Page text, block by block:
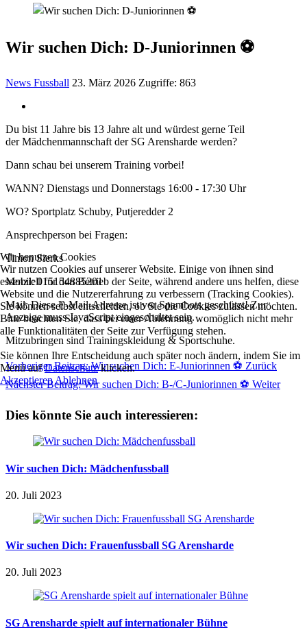
Wir suchen Dich: D-Juniorinnen ⚽️
News Fussball 23. März 2026 Zugriffe: 863
Du bist 11 Jahre bis 13 Jahre alt und würdest gerne Teil
der Mädchenmannschaft der SG Arensharde werden?
Dann schau bei unserem Training vorbei!
WANN? Dienstags und Donnerstags 16:00 - 17:30 Uhr
WO? Sportplatz Schuby, Putjeredder 2
Ansprechperson bei Fragen:
Timon Sierks
Mobil: 015154885201
Mail:Diese E-Mail-Adresse ist vor Spambots geschützt! Zur
Anzeige muss JavaScript eingeschaltet sein.
Mitzubringen sind Trainingskleidung & Sportschuhe.
Vorheriger Beitrag: Wir suchen Dich: E-Juniorinnen ⚽️ Zurück
Nächster Beitrag: Wir suchen Dich: B-/C-Juniorinnen ⚽️ Weiter
Dies könnte Sie auch interessieren:
Wir suchen Dich: Mädchenfussball
20. Juli 2023
Wir suchen Dich: Frauenfussball SG Arensharde
20. Juli 2023
SG Arensharde spielt auf internationaler Bühne
Wir benutzen Cookies
Wir nutzen Cookies auf unserer Website. Einige von ihnen sind
essenziell für den Betrieb der Seite, während andere uns helfen, diese
Website und die Nutzererfahrung zu verbessern (Tracking Cookies).
Sie können selbst entscheiden, ob Sie die Cookies zulassen möchten.
Bitte beachten Sie, dass bei einer Ablehnung womöglich nicht mehr
alle Funktionalitäten der Seite zur Verfügung stehen.
Sie können Ihre Entscheidung auch später noch ändern, indem Sie im
Menü aufDatenschutzklicken.
AkzeptierenAblehnen